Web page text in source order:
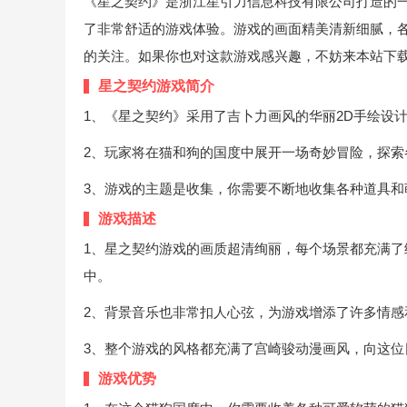
了非常舒适的游戏体验。游戏的画面精美清新细腻
的关注。如果你也对这款游戏感兴趣，不妨来本站下
星之契约游戏简介
1、《星之契约》采用了吉卜力画风的华丽2D手绘设
2、玩家将在猫和狗的国度中展开一场奇妙冒险，探
3、游戏的主题是收集，你需要不断地收集各种道具
游戏描述
1、星之契约游戏的画质超清绚丽，每个场景都充满
中。
2、背景音乐也非常扣人心弦，为游戏增添了许多情
3、整个游戏的风格都充满了宫崎骏动漫画风，向这
游戏优势